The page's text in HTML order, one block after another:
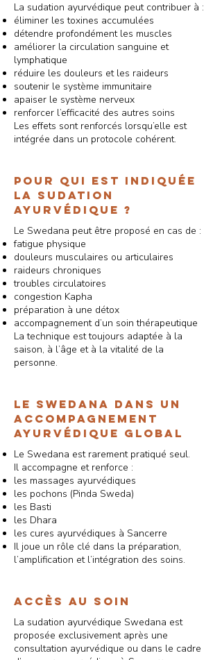
La sudation ayurvédique peut contribuer à :
éliminer les toxines accumulées
détendre profondément les muscles
améliorer la circulation sanguine et
lymphatique
réduire les douleurs et les raideurs
soutenir le système immunitaire
apaiser le système nerveux
renforcer l’efficacité des autres soins
Les effets sont renforcés lorsqu’elle est
intégrée dans un protocole cohérent.
Pour qui est indiquée
la sudation
ayurvédique ?
Le Swedana peut être proposé en cas de :
fatigue physique
douleurs musculaires ou articulaires
raideurs chroniques
troubles circulatoires
congestion Kapha
préparation à une détox
accompagnement d’un soin thérapeutique
La technique est toujours adaptée à la
saison, à l’âge et à la vitalité de la
personne.
Le swedana dans un
accompagnement
ayurvédique global
Le Swedana est rarement pratiqué seul.
Il accompagne et renforce :
les massages ayurvédiques
les pochons (Pinda Sweda)
les Basti
les Dhara
les cures ayurvédiques à Sancerre
Il joue un rôle clé dans la préparation,
l’amplification et l’intégration des soins.
Accès au soin
La sudation ayurvédique Swedana est
proposée exclusivement après une
consultation ayurvédique ou dans le cadre